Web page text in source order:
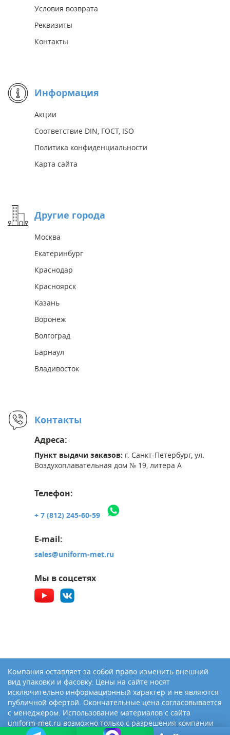
Условия возврата
Реквизиты
Контакты
Информация
Акции
Соответствие DIN, ГОСТ, ISO
Политика конфиденциальности
Карта сайта
Другие города
Москва
Екатеринбург
Краснодар
Красноярск
Казань
Воронеж
Волгоград
Барнаул
Владивосток
Контакты
Адреса:
Пункт выдачи заказов: г. Санкт-Петербург, ул.
Воздухоплавательная дом № 19, литера А
Телефон:
+ 7 (812) 245-60-59
E-mail:
sales@uniform-met.ru
Мы в соцсетях
Компания оставляет за собой право изменить внешний
вид упаковки и фасовку. Цены на сайте носят
исключительно информационный характер и не являются
публичной офертой. Окончательные цена согласовывается
с менеджером. Использование материалов с сайта
uniform-met.ru возможно только с разрешения компании